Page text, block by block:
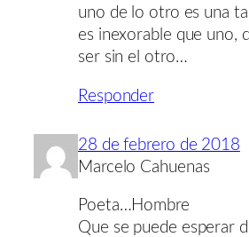
uno de lo otro es una
es inexorable que uno,
ser sin el otro…
Responder
28 de febrero de 2018
Marcelo Cahuenas
Poeta…Hombre
Que se puede esperar